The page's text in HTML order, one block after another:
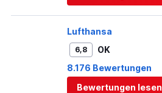
Lufthansa
6,8
OK
8.176 Bewertungen
Bewertungen lesen